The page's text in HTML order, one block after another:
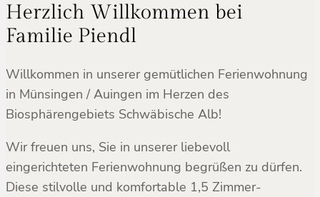
Herzlich Willkommen bei
Familie Piendl
Willkommen in unserer gemütlichen Ferienwohnung
in Münsingen / Auingen im Herzen des
Biosphärengebiets Schwäbische Alb!
Wir freuen uns, Sie in unserer liebevoll
eingerichteten Ferienwohnung begrüßen zu dürfen.
Diese stilvolle und komfortable 1,5 Zimmer-